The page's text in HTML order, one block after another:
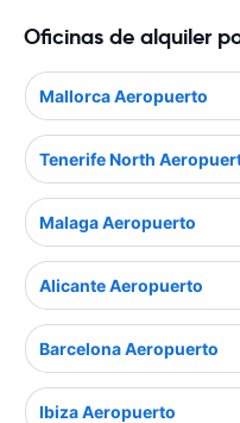
Oficinas de alquiler
Mallorca Aeropuerto
Tenerife North
Malaga Aeropuerto
Alicante Aeropuerto
Barcelona Aeropuerto
Ibiza Aeropuerto